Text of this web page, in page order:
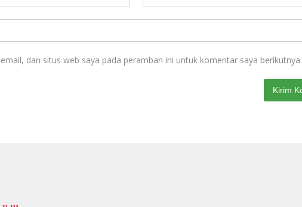
dan situs web saya pada peramban ini untuk komentar saya berikutnya.